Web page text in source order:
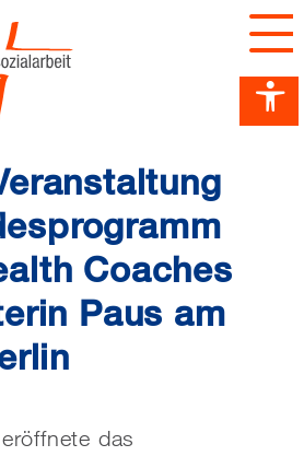
Dashboard öffnen
anzeigen
Inhalt springenanzeigen
Coaches
Paus am
das